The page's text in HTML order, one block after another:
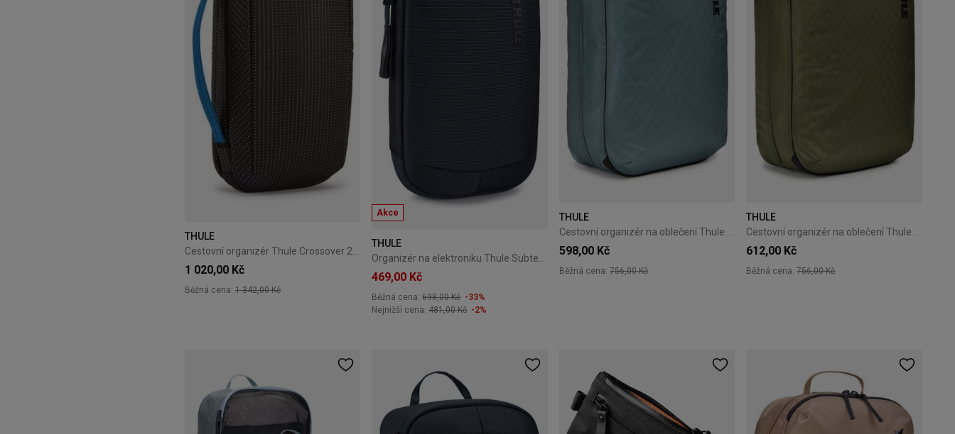
THULE
1 020,00 Kč
Běžná cena: 1 342,00 Kč
Akce
THULE
469,00 Kč
Běžná cena:698,00 Kč -33%
Nejnižší cena:481,00 Kč -2%
THULE
Cestovní organizér na oblečení Thule Clean/Dirty Cube Pond Gray
598,00 Kč
Běžná cena: 756,00 Kč
THULE
Cestovní organizér na oblečení Thule Clean/Dirty Cube Soft Green
612,00 Kč
Běžná cena:756,00 Kč